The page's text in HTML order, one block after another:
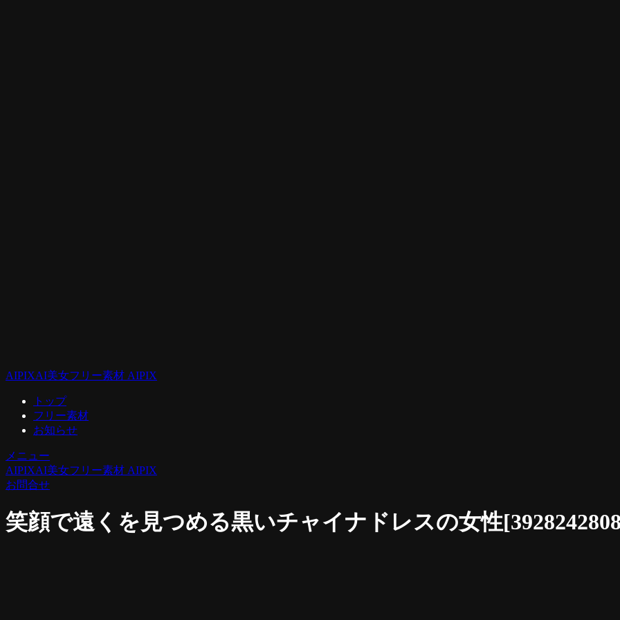
AIPIXAI美女フリー素材 AIPIX
トップ
フリー素材
お知らせ
メニュー
AIPIXAI美女フリー素材 AIPIX
お問合せ
笑顔で遠くを見つめる黒いチャイナドレスの女性